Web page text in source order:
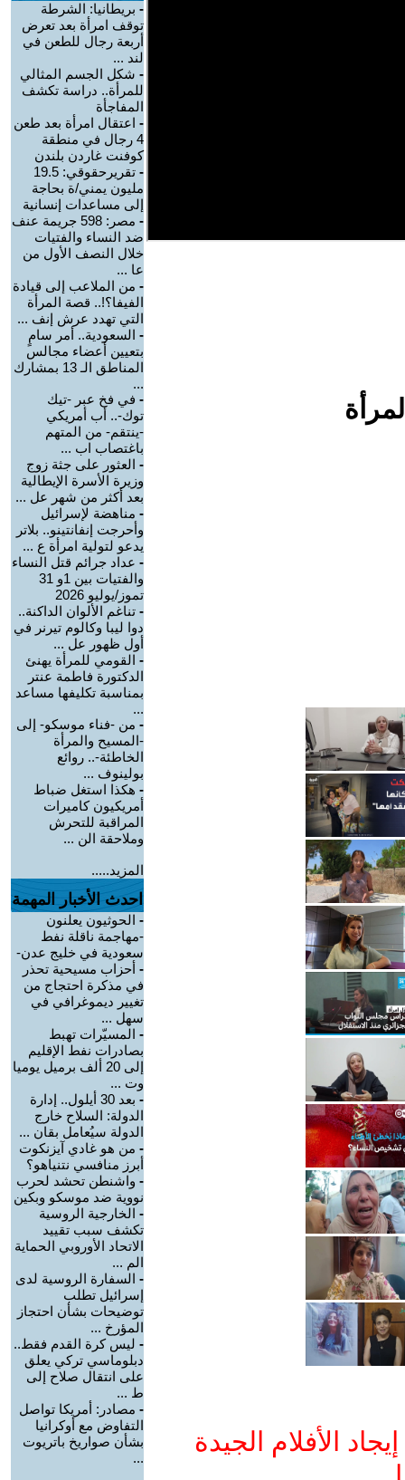
الأفلام الجيدة
- بريطانيا: الشرطة
توقف امرأة بعد تعرض
أربعة رجال للطعن في
لند ...
- شكل الجسم المثالي
للمرأة.. دراسة تكشف
المفاجأة
- اعتقال امرأة بعد طعن
4 رجال في منطقة
كوفنت غاردن بلندن
-
تقريرحقوقي: 19.5
مليون يمني/ة بحاجة
إلى مساعدات إنسانية
-
مصر: 598 جريمة عنف
ضد النساء والفتيات
خلال النصف الأول من
عا ...
- من الملاعب إلى قيادة
الفيفا؟!.. قصة المرأة
التي تهدد عرش إنف ...
- السعودية.. أمر سامٍ
بتعيين أعضاء مجالس
المناطق الـ 13 بمشارك
...
- في فخ عبر -تيك
توك-.. أب أمريكي
-ينتقم- من المتهم
باغتصاب اب ...
- العثور على جثة زوج
وزيرة الأسرة الإيطالية
بعد أكثر من شهر عل ...
- مناهضة لإسرائيل
وأحرجت إنفانتينو.. بلاتر
يدعو لتولية امرأة ع ...
- عداد جرائم قتل النساء
والفتيات بين 1و 31
تموز/يوليو 2026
- تناغم الألوان الداكنة..
دوا ليبا وكالوم تيرنر في
أول ظهور عل ...
- القومي للمرأة يهنئ
الدكتورة فاطمة عنتر
بمناسبة تكليفها مساعد
...
- من -فناء موسكو- إلى
-المسيح والمرأة
الخاطئة-.. روائع
بولينوف ...
- هكذا استغل ضباط
أمريكيون كاميرات
المراقبة للتحرش
وملاحقة الن ...
المزيد.....
احدث الأخبار المهمة
- الحوثيون يعلنون
-مهاجمة ناقلة نفط
سعودية في خليج عدن-
- أحزاب مسيحية تحذر
في مذكرة احتجاج من
تغيير ديموغرافي في
سهل ...
- المسيّرات تهبط
بصادرات نفط الإقليم
إلى 20 ألف برميل يوميا
وت ...
-
بعد 30 أيلول.. إدارة
الدولة: السلاح خارج
الدولة سيُعامل بقان ...
- من هو غادي آيزنكوت
أبرز منافسي نتنياهو؟
- واشنطن تحشد لحرب
نووية ضد موسكو وبكين
- الخارجية الروسية
تكشف سبب تقييد
الاتحاد الأوروبي الحماية
الم ...
- السفارة الروسية لدى
إسرائيل تطلب
توضيحات بشأن احتجاز
المؤرخ ...
- ليس كرة القدم فقط..
دبلوماسي تركي يعلق
على انتقال صلاح إلى
ط ...
- مصادر: أمريكا تواصل
التفاوض مع أوكرانيا
بشأن صواريخ باتريوت
...